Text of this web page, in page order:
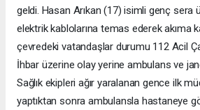
geldi. Hasan Arıkan (17) isimli genç sera
elektrik kablolarına temas ederek akıma
çevredeki vatandaşlar durumu 112 Acil
İhbar üzerine olay yerine ambulans ve
Sağlık ekipleri ağır yaralanan gence ilk
yaptıktan sonra ambulansla hastaneye